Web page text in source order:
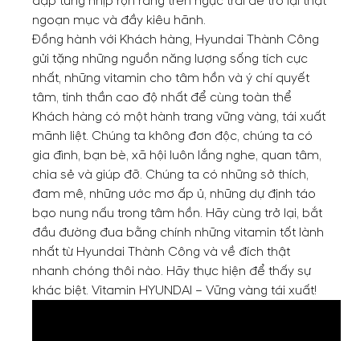
ngoạn mục và đầy kiêu hãnh.
Đồng hành với Khách hàng, Hyundai Thành Công
gửi tặng những nguồn năng lượng sống tích cực
nhất, những vitamin cho tâm hồn và ý chí quyết
tâm, tinh thần cao độ nhất để cùng toàn thể
Khách hàng có một hành trang vững vàng, tái xuất
mãnh liệt. Chúng ta không đơn độc, chúng ta có
gia đình, bạn bè, xã hội luôn lắng nghe, quan tâm,
chia sẻ và giúp đỡ. Chúng ta có những sở thích,
đam mê, những ước mơ ấp ủ, những dự định táo
bạo nung nấu trong tâm hồn. Hãy cùng trở lại, bắt
đầu đường đua bằng chính những vitamin tốt lành
nhất từ Hyundai Thành Công và về đích thật
nhanh chóng thôi nào. Hãy thực hiện để thấy sự
khác biệt. Vitamin HYUNDAI – Vững vàng tái xuất!